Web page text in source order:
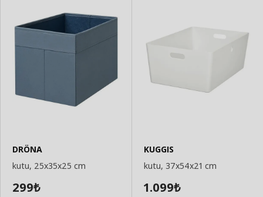
DRÖNA
kutu, 25x35x25 cm
299₺
KUGGIS
kutu, 37x54x21 cm
1.099₺